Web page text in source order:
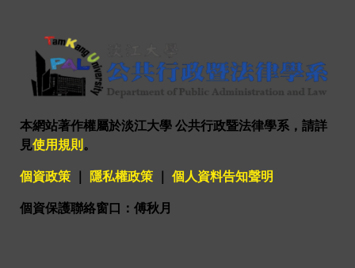
本網站著作權屬於淡江大學 公共行政暨法律學系，請詳
見使用規則 。
個資政策 隱私權政策 個人資料告知聲明
個資保護聯絡窗口：傅秋月